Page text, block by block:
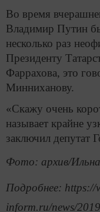
Во время
Владимир Путин
несколько раз
Президенту
Фаррахова, это
Минниханову.
«Скажу очень
называет крайне
заключил депутат
Фото: архив/
Подробнее: https://
inform.ru/news/